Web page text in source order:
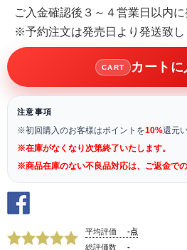
ご入金確認後３～４営業日以内
※予約注文は発売日より発送致し
CART カートに
注意事項
※初回購入のお客様はポイントを10%還元
※在庫がなくなり次第終了いたします。
※商品在庫のない不良品対応は、ご返金での
平均評価
-点
総評価数
-